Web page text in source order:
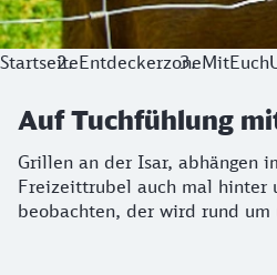
StartseiteEntdeckerzone
Auf Tuchfühlung
Grillen an der Isar, abhängen
Freizeittrubel auch mal hinter
beobachten, der wird rund